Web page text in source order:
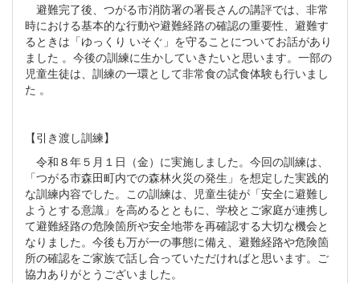
避難完了後、つがる市消防署の署長さんの講評では、非常
時における基本的な行動や避難経路の確認の重要性、避難す
るときは「ゆっくり いそぐ」を守ることについてお話があり
ました 。今後の訓練に生かしていきたいと思います。一部の
児童生徒は、訓練の一環として非常食の試食体験も行いまし
た 。
【引き渡し訓練】
令和８年５月１日（金）に実施しました。今回の訓練は、
「つがる市森田町内での森林火災の発生」を想定した実践的
な訓練内容でした。この訓練は、児童生徒が「安全に避難し
ようとする意識」を高めるとともに、学校とご家庭が連携し
て避難経路の危険箇所や安全地帯を再確認する大切な機会と
なりました。今後も万が一の事態に備え、避難経路や危険箇
所の確認をご家族で話し合っていただければと思います。ご
協力ありがとうございました。